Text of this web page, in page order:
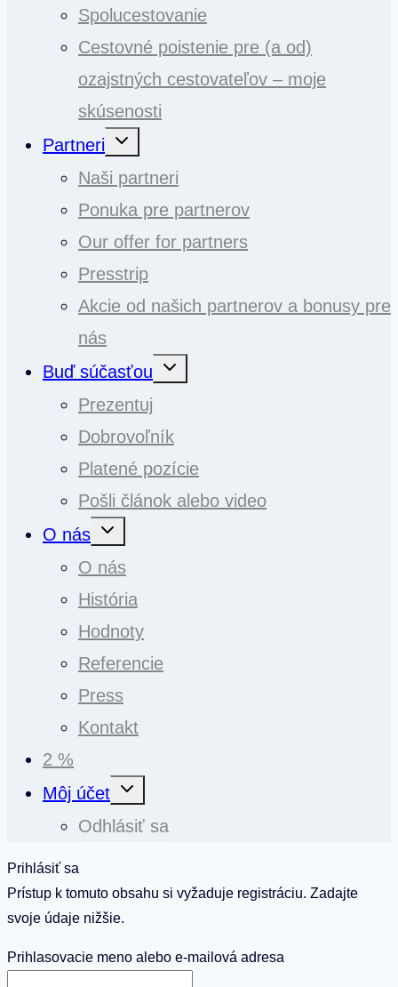
Spolucestovanie
Cestovné poistenie pre (a od)
ozajstných cestovateľov – moje
skúsenosti
Partneri
Toggle
child
Naši partneri
Ponuka pre partnerov
Our offer for partners
Presstrip
Akcie od našich partnerov a bonusy pre
nás
Buď súčasťou
Toggle
child
Prezentuj
Dobrovoľník
Platené pozície
Pošli článok alebo video
O nás
Toggle
child
O nás
História
Hodnoty
Referencie
Press
Kontakt
2 %
Môj účet
Toggle
child
Odhlásiť sa
Prihlásiť sa
Prístup k tomuto obsahu si vyžaduje registráciu. Zadajte
svoje údaje nižšie.
Prihlasovacie meno alebo e-mailová adresa